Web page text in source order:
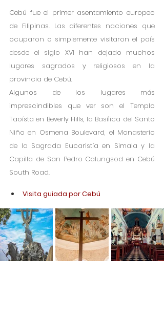
Cebú fue el primer asentamiento europeo
de Filipinas. Las diferentes naciones que
ocuparon o simplemente visitaron el país
desde el siglo XVI han dejado muchos
lugares sagrados y religiosos en la
provincia de Cebú.
Algunos de los lugares más
imprescindibles que ver son el Templo
Taoísta en Beverly Hills, la Basílica del Santo
Niño en Osmena Boulevard, el Monasterio
de la Sagrada Eucaristía en Simala y la
Capilla de San Pedro Calungsod en Cebú
South Road.
Visita guiada por Cebú